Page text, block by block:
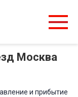
Москва
и прибытие